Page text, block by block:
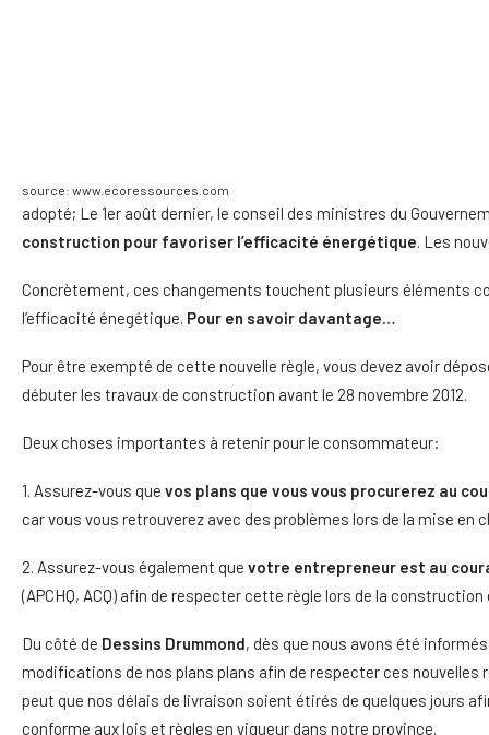
source: www.ecoressources.com
adopté; Le 1er août dernier, le conseil des ministres du
construction pour favoriser l’efficacité énergétique. Les
Concrètement, ces changements touchent plusieurs éléments
l’efficacité énegétique. Pour en savoir davantage…
Pour être exempté de cette nouvelle règle, vous devez avoir
débuter les travaux de construction avant le 28 novembre 2012.
Deux choses importantes à retenir pour le consommateur:
1. Assurez-vous que vos plans que vous vous procurerez au
car vous vous retrouverez avec des problèmes lors de la mise en
2. Assurez-vous également que votre entrepreneur est au
(APCHQ, ACQ) afin de respecter cette règle lors de la
Du côté de Dessins Drummond, dès que nous avons été
modifications de nos plans plans afin de respecter ces nouvelles
peut que nos délais de livraison soient étirés de quelques jours
conforme aux lois et règles en vigueur dans notre province.